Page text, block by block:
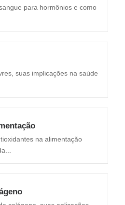
para hormônios e como
suas implicações na saúde
na alimentação